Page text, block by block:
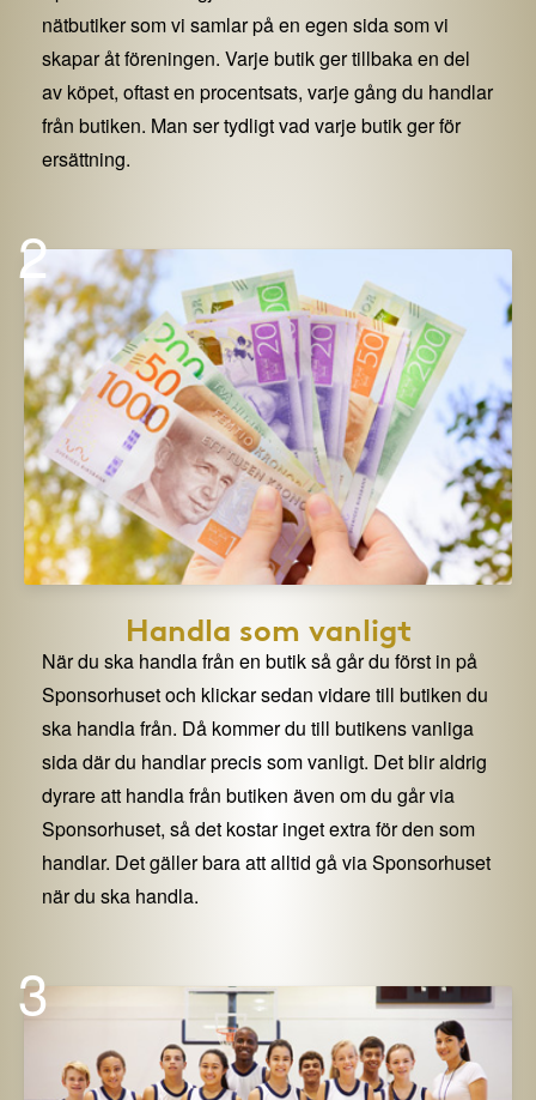
nätbutiker som vi samlar på en egen sida som vi
skapar åt föreningen. Varje butik ger tillbaka en del
av köpet, oftast en procentsats, varje gång du handlar
från butiken. Man ser tydligt vad varje butik ger för
ersättning.
2
Handla som vanligt
När du ska handla från en butik så går du först in på
Sponsorhuset och klickar sedan vidare till butiken du
ska handla från. Då kommer du till butikens vanliga
sida där du handlar precis som vanligt. Det blir aldrig
dyrare att handla från butiken även om du går via
Sponsorhuset, så det kostar inget extra för den som
handlar. Det gäller bara att alltid gå via Sponsorhuset
när du ska handla.
3